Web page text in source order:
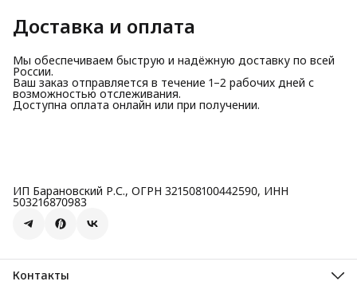
Доставка и оплата
Мы обеспечиваем быструю и надёжную доставку по всей
России.
Ваш заказ отправляется в течение 1–2 рабочих дней с
возможностью отслеживания.
Доступна оплата онлайн или при получении.
ИП Барановский Р.С., ОГРН 321508100442590, ИНН
503216870983
Контакты